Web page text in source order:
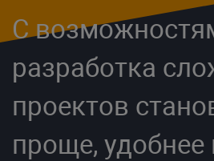
С
разработка
проектов
проще, удобнее